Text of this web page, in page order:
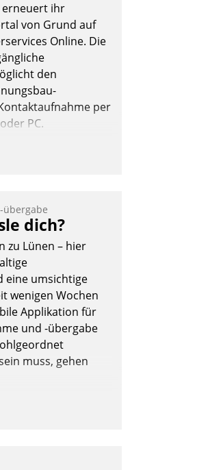
erneuert ihr
von Grund auf
Online. Die
den
per
PC.
übergabe
dich?
zu Lünen – hier
eine umsichtige
wenigen Wochen
Applikation für
und -übergabe
muss, gehen